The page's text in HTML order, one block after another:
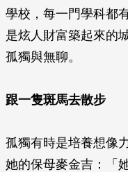
學校，每一門學科都
是炫人財富築起來的
孤獨與無聊。
跟一隻斑馬去散步
孤獨有時是培養想像
她的保母麥金吉：「